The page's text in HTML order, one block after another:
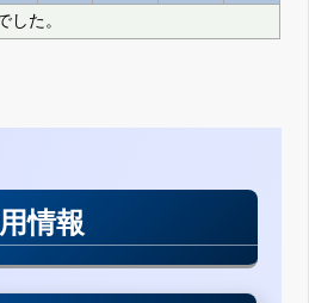
した。
情報